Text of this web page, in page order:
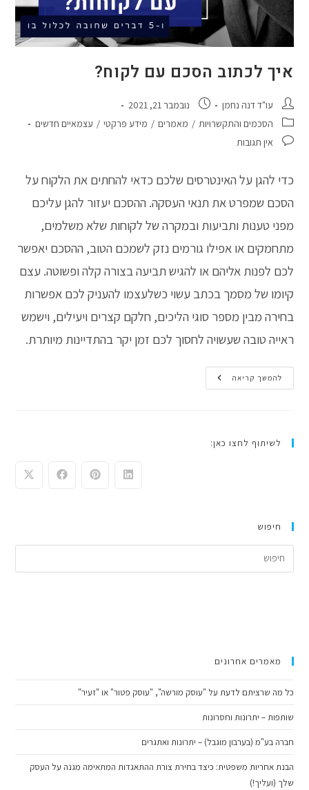
איך לכתוב הסכם עם לקוח?
מחבר:עו"ד דנה נחמן פורסם:נובמבר 21, 2021
קטגוריה:הסכמים והתקשרויות / מאמרים / מידע פרקטי / עצמאיים חדשים
תגובות:אין תגובות
כדי להגן על האינטרסים שלכם כדאי להחתים את הלקוח על
הסכם שמפרט את תנאי העסקה. ההסכם יעזור להגן עליכם
מפני טענות ותביעות ובמקרה של לקוחות שלא משלמים,
מתחמקים או אפילו גורמים נזק לשמכם הטוב, ההסכם יאפשר
לכם לפנות אליהם או להגיש תביעה בצורה קלה ופשוטה. עצם
קיומו של מסמך בכתב עשוי כשלעצמו להעניק לכם אפשרות
בחירה מבין מספר סוגי הליכים, חלקם קצרים ויעילים, וישמש
ראייה טובה שעשויה לחסוך לכם זמן יקר בהתדיינות מיותרת.
להמשך קריאה איך
לכתוב
לשיתוף לחצו כאן:
חיפוש
מאמרים אחרונים
כל מה שרציתם לדעת על "עוסק מורשה", "עוסק פטור" או "זעיר"
שותפות – יתרונות וחסרונות
חברה בע"מ (בערבון מוגבל) – יתרונות ואתגרים
הבנת אחריות משפטית: כיצד בחירת צורת ההתאגדות המתאימה מגנה על העסק
שלך (ועליך!)